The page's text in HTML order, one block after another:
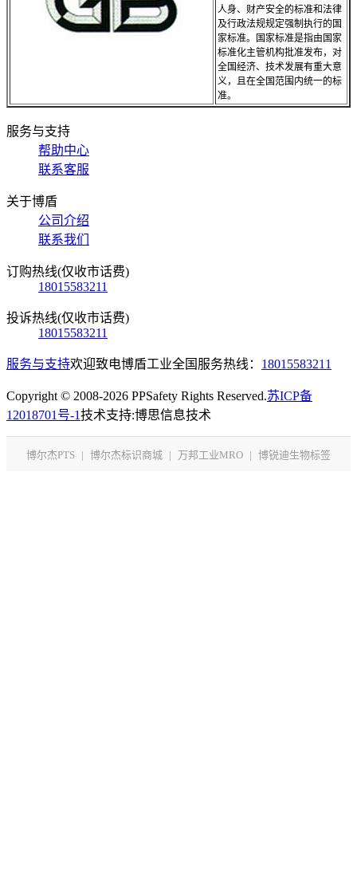
人身、财产安全的标准和法律
及行政法规规定强制执行的国
家标准。国家标准是指由国家
标准化主管机构批准发布，对
全国经济、技术发展有重大意
义，且在全国范围内统一的标
准。
服务与支持
帮助中心
联系客服
关于博盾
公司介绍
联系我们
订购热线(仅收市话费)
18015583211
投诉热线(仅收市话费)
18015583211
服务与支持欢迎致电博盾工业全国服务热线： 18015583211
Copyright © 2008-2026 PPSafety Rights Reserved.苏ICP备
12018701号-1技术支持:博思信息技术
博尔杰PTS | 博尔杰标识商城 | 万邦工业MRO | 博锐迪生物标签